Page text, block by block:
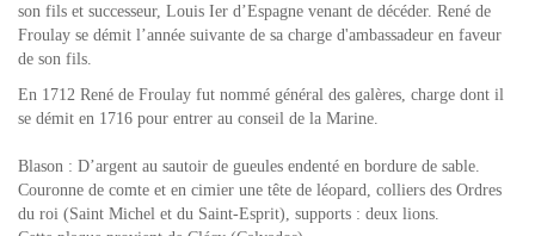
son fils et successeur, Louis Ier d’Espagne venant de décéder. René de
Froulay se démit l’année suivante de sa charge d'ambassadeur en faveur
de son fils.
En 1712 René de Froulay fut nommé général des galères, charge dont il
se démit en 1716 pour entrer au conseil de la Marine.
Blason : D’argent au sautoir de gueules endenté en bordure de sable.
Couronne de comte et en cimier une tête de léopard, colliers des Ordres
du roi (Saint Michel et du Saint-Esprit), supports : deux lions.